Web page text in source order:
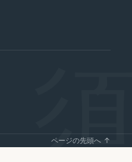
ページの先頭へ ↑